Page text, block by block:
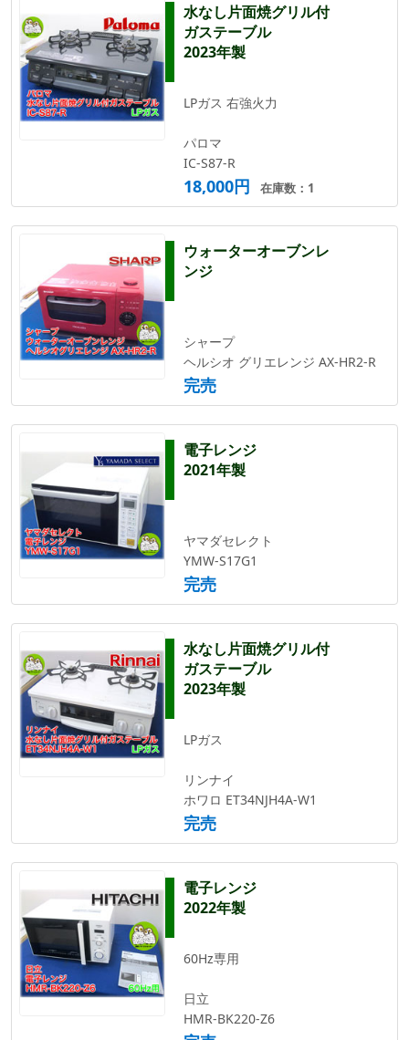
水なし片面焼グリル付
ガステーブル
2023年製
LPガス 右強火力
パロマ
IC-S87-R
18,000円 在庫数：1
ウォーターオーブンレ
ンジ
シャープ
ヘルシオ グリエレンジ AX-HR2-R
完売
電子レンジ
2021年製
ヤマダセレクト
YMW-S17G1
完売
水なし片面焼グリル付
ガステーブル
2023年製
LPガス
リンナイ
ホワロ ET34NJH4A-W1
完売
電子レンジ
2022年製
60Hz専用
日立
HMR-BK220-Z6